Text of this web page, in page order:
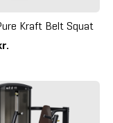
Kraft Belt Squat